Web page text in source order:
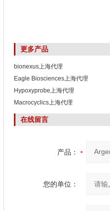
更多产品
bionexus上海代理
Eagle Biosciences上海代理
Hypoxyprobe上海代理
Macrocyclics上海代理
在线留言
产品：
您的单位：